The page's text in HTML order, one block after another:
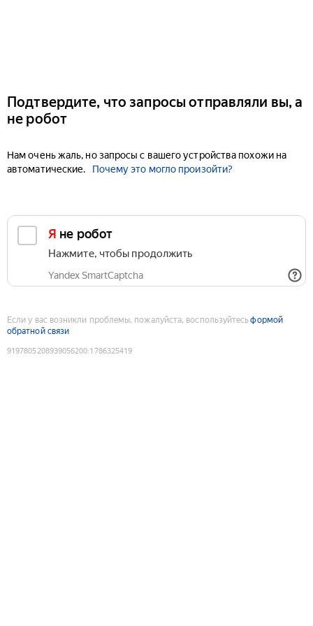
Подтвердите, что запросы отправляли вы, а
не робот
Нам очень жаль, но запросы с вашего устройства похожи на
автоматические.
Почему это могло произойти?
Я не робот
Нажмите, чтобы продолжить
Yandex SmartCaptcha
Если у вас возникли проблемы, пожалуйста, воспользуйтесьформой
обратной связи
9197805208939056200:1786325419